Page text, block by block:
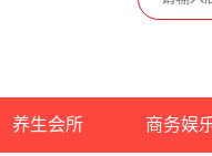
养生会所 商务娱